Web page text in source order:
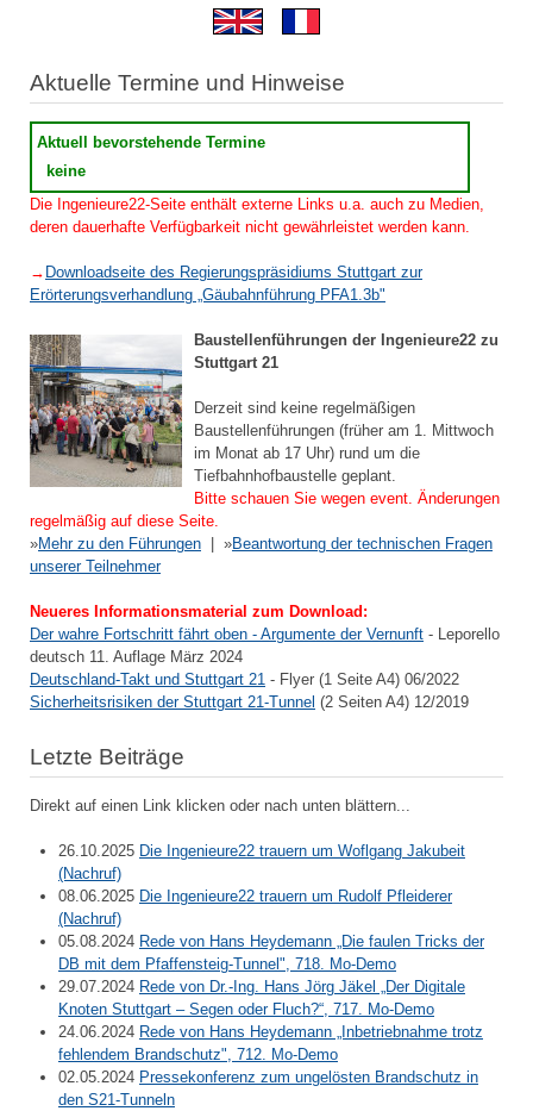
Aktuelle Termine und Hinweise
Aktuell bevorstehende Termine
keine
Die Ingenieure22-Seite enthält externe Links u.a. auch zu Medien,
deren dauerhafte Verfügbarkeit nicht gewährleistet werden kann.
→ Downloadseite des Regierungspräsidiums Stuttgart zur
Erörterungsverhandlung „Gäubahnführung PFA1.3b"
Baustellenführungen der Ingenieure22 zu
Stuttgart 21
Derzeit sind keine regelmäßigen
Baustellenführungen (früher am 1. Mittwoch
im Monat ab 17 Uhr) rund um die
Tiefbahnhofbaustelle geplant.
Bitte schauen Sie wegen event. Änderungen
regelmäßig auf diese Seite.
»Mehr zu den Führungen | »Beantwortung der technischen Fragen
unserer Teilnehmer
Neueres Informationsmaterial zum Download:
Der wahre Fortschritt fährt oben - Argumente der Vernunft - Leporello
deutsch 11. Auflage März 2024
Deutschland-Takt und Stuttgart 21 - Flyer (1 Seite A4) 06/2022
Sicherheitsrisiken der Stuttgart 21-Tunnel (2 Seiten A4) 12/2019
Letzte Beiträge
Direkt auf einen Link klicken oder nach unten blättern...
26.10.2025 Die Ingenieure22 trauern um Woflgang Jakubeit
(Nachruf)
08.06.2025 Die Ingenieure22 trauern um Rudolf Pfleiderer
(Nachruf)
05.08.2024 Rede von Hans Heydemann „Die faulen Tricks der
DB mit dem Pfaffensteig-Tunnel", 718. Mo-Demo
29.07.2024 Rede von Dr.-Ing. Hans Jörg Jäkel „Der Digitale
Knoten Stuttgart – Segen oder Fluch?“, 717. Mo-Demo
24.06.2024 Rede von Hans Heydemann „Inbetriebnahme trotz
fehlendem Brandschutz", 712. Mo-Demo
02.05.2024 Pressekonferenz zum ungelösten Brandschutz in
den S21-Tunneln